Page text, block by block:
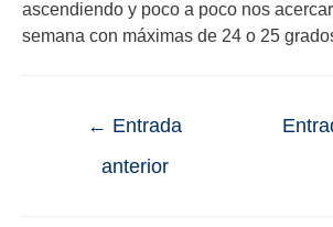
ascendiendo y poco a poco nos
semana con máximas de 24 o 25
← Entrada
anterior